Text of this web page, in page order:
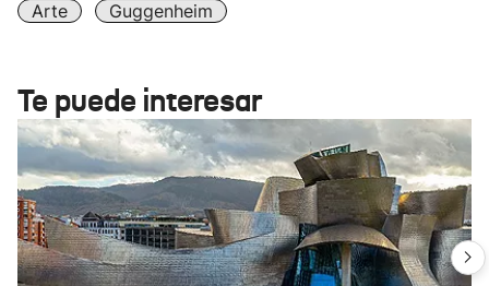
Arte Guggenheim
Te puede interesar